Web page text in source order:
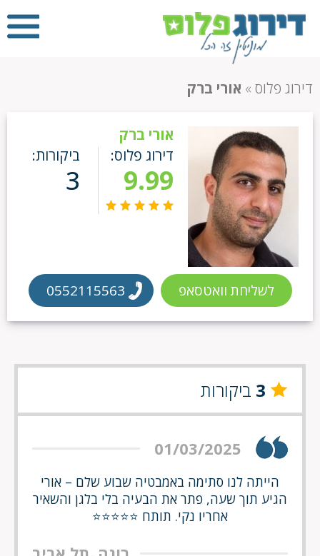
דירוג פלוס » אורי ברק
אורי ברק
דירוג פלוס:
9.99
ביקורות:
3
לשליחת וואטסאפ 0552115563
3 ביקורות
01/03/2025
הייתה לנו סתימה באמבטיה שבוע שלם – אורי
הגיע תוך שעה, פתר את הבעיה בלי בלגן והשאיר
אחריו נקי. תותח ⭐⭐⭐⭐⭐